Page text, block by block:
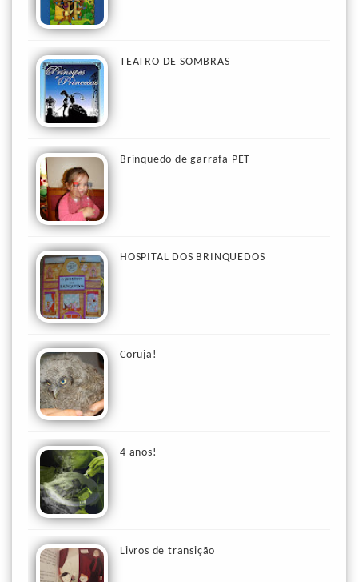
TEATRO DE SOMBRAS
Brinquedo de garrafa PET
HOSPITAL DOS BRINQUEDOS
Coruja!
4 anos!
Livros de transição